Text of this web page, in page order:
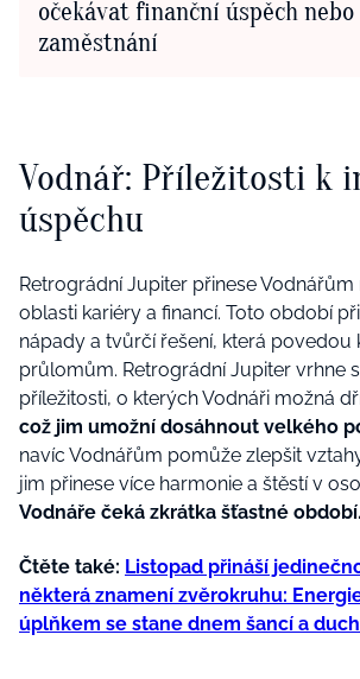
očekávat finanční úspěch
zaměstnání
Vodnář: Příležitosti k
úspěchu
Retrográdní Jupiter přinese
oblasti kariéry a financí. Toto období
nápady a tvůrčí řešení, která povedou
průlomům. Retrográdní Jupiter vrhne
příležitosti, o kterých Vodnáři možná
což jim umožní dosáhnout velkého
navíc Vodnářům pomůže zlepšit
jim přinese více harmonie a štěstí v
Vodnáře čeká zkrátka šťastné období.
Čtěte také: Listopad přináší
některá znamení zvěrokruhu:
úplňkem se stane dnem šancí a